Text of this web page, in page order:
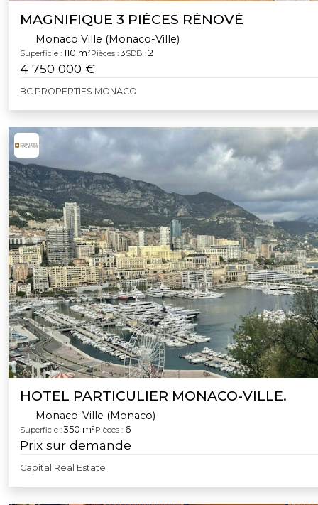
MAGNIFIQUE 3 PIÈCES RÉNOVÉ
Monaco Ville (Monaco-Ville)
Superficie : 110 m²Pièces : 3SDB : 2
4 750 000 €
BC PROPERTIES MONACO
HOTEL PARTICULIER MONACO-VILLE.
Monaco-Ville (Monaco)
Superficie : 350 m²Pièces : 6
Prix sur demande
Capital Real Estate